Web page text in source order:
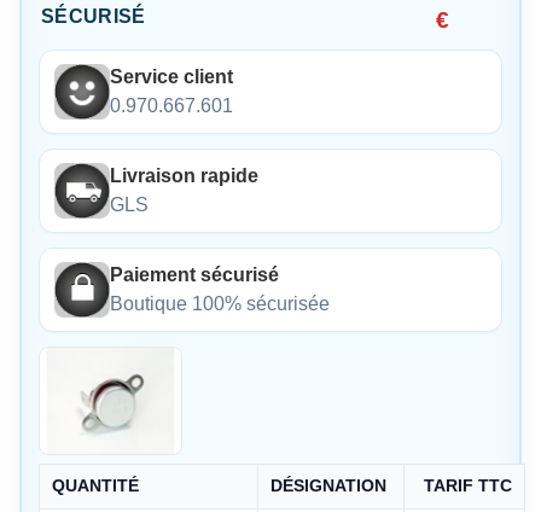
SÉCURISÉ
€
Service client
0.970.667.601
Livraison rapide
GLS
Paiement sécurisé
Boutique 100% sécurisée
QUANTITÉ DÉSIGNATION TARIF TTC